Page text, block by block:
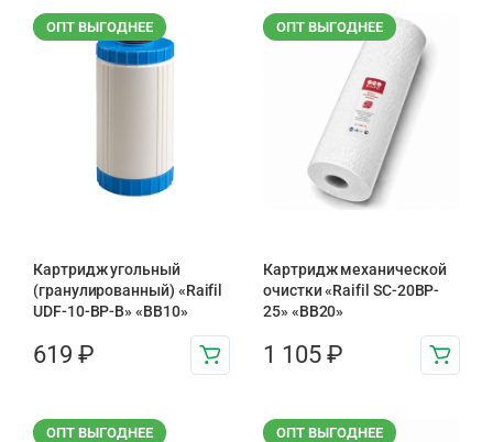
ОПТ ВЫГОДНЕЕ
Картридж угольный
(гранулированный) «Raifil
UDF-10-BP-B» «BB10»
619 ₽
ОПТ ВЫГОДНЕЕ
Картридж механической
очистки «Raifil SC-20BP-
25» «BB20»
1 105 ₽
ОПТ ВЫГОДНЕЕ ОПТ ВЫГОДНЕЕ